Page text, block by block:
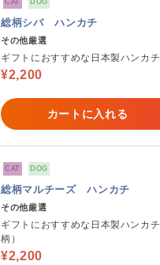
CAT DOG
総柄シバ ハンカチ
その他厳選
ギフトにおすすめな日本製ハンカチ
¥2,200
カートに入れる
CAT DOG
総柄マルチーズ ハンカチ
その他厳選
ギフトにおすすめな日本製ハンカ
柄）
¥2,200